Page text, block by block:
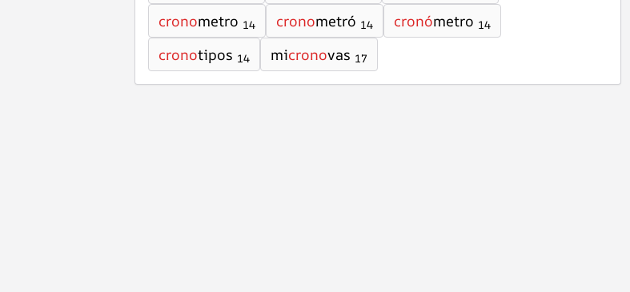
cronometro 14 cronometró 14 cronómetro 14
cronotipos 14 micronovas 17